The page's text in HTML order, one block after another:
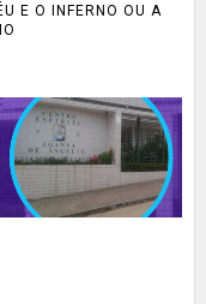
E O INFERNO OU A